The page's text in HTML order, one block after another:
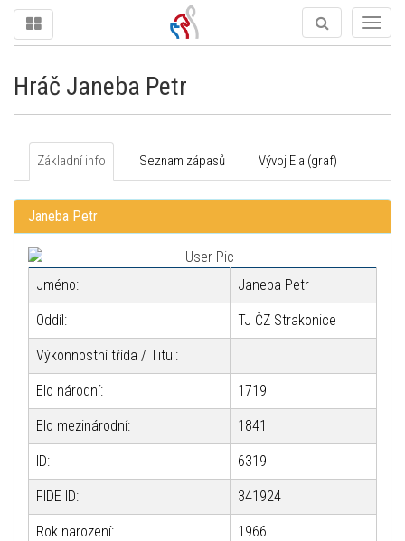
Hráč Janeba Petr
Základní info Seznam zápasů Vývoj Ela (graf)
Janeba Petr
Jméno: Janeba Petr
Oddíl: TJ ČZ Strakonice
Výkonnostní třída / Titul:
Elo národní: 1719
Elo mezinárodní: 1841
ID: 6319
FIDE ID: 341924
Rok narození: 1966